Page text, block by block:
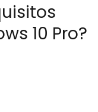
10 Pro?